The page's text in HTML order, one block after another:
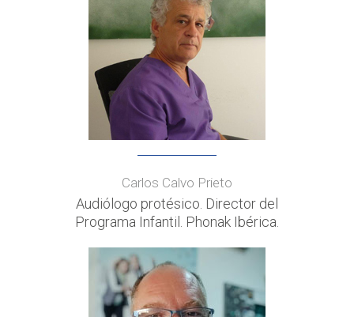
Carlos Calvo Prieto
Audiólogo protésico. Director del
Programa Infantil. Phonak Ibérica.